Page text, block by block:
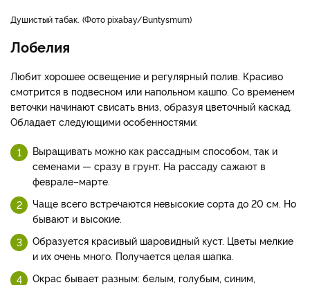
Душистый табак. Фото pixabay/Buntysmum
Лобелия
Любит хорошее освещение и регулярный полив. Красиво
смотрится в подвесном или напольном кашпо. Со временем
веточки начинают свисать вниз, образуя цветочный каскад.
Обладает следующими особенностями:
Выращивать можно как рассадным способом, так и
семенами — сразу в грунт. На рассаду сажают в
феврале–марте.
Чаще всего встречаются невысокие сорта до 20 см. Но
бывают и высокие.
Образуется красивый шаровидный куст. Цветы мелкие
и их очень много. Получается целая шапка.
Окрас бывает разным: белым, голубым, синим,